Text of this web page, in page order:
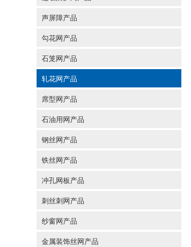
声屏障产品
勾花网产品
石笼网产品
轧花网产品
席型网产品
石油用网产品
钢丝网产品
铁丝网产品
冲孔网板产品
刺丝刺网产品
纱窗网产品
金属装饰丝网产品